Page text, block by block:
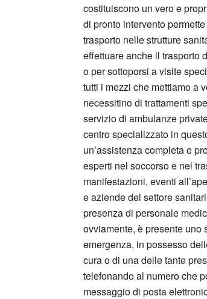
costituiscono un vero e
di pronto intervento
trasporto nelle strutture
effettuare anche il trasporto
o per sottoporsi a visite
tutti i mezzi che mettiamo a
necessitino di trattamenti
servizio di ambulanze
centro specializzato in
un’assistenza completa e
esperti nel soccorso e nel
manifestazioni, eventi
e aziende del settore
presenza di personale
ovviamente, è presente
emergenza, in possesso
cura o di una delle tante
telefonando al numero che
messaggio di posta